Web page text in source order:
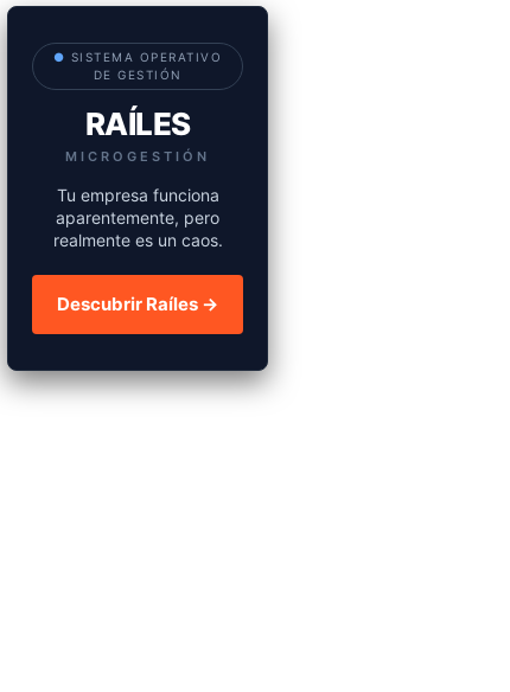
● SISTEMA OPERATIVO
DE GESTIÓN
RAÍLES
MICROGESTIÓN
Tu empresa funciona
aparentemente, pero
realmente es un caos.
Descubrir Raíles →